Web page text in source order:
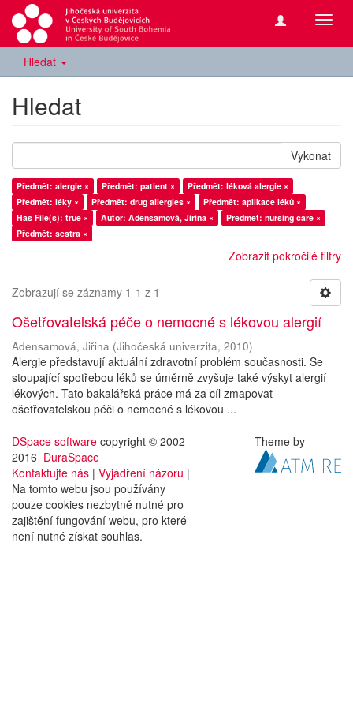
Hledat
Hledat
Vykonat
Předmět: alergie × Předmět: patient ×
Předmět: léková alergie ×
Předmět: léky ×
Předmět: drug allergies ×
Předmět: aplikace léků ×
Has File(s): true ×
Autor: Adensamová, Jiřina ×
Předmět: nursing care ×
Předmět: sestra ×
Zobrazit pokročilé filtry
Zobrazují se záznamy 1-1 z 1
Ošetřovatelská péče o nemocné s lékovou alergií
Adensamová, Jiřina (Jihočeská univerzita, 2010)
Alergie představují aktuální zdravotní problém současnosti. Se
stoupající spotřebou léků se úměrně zvyšuje také výskyt alergií
lékových. Tato bakalářská práce má za cíl zmapovat
ošetřovatelskou péči o nemocné s lékovou ...
DSpace software copyright © 2002-
2016 DuraSpace
Kontaktujte nás | Vyjádření názoru |
Na tomto webu jsou používány
pouze cookies nezbytně nutné pro
zajištění fungování webu, pro které
není nutné získat souhlas.
Theme by